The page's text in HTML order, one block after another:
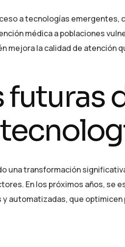
a tecnologías
médica a poblaciones
mejora la calidad de atención
una transformación
En los próximos años, se
automatizadas, que